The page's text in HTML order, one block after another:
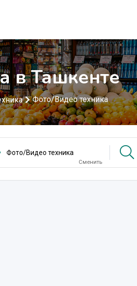
в Ташкенте
Фото/Видео техника
Фото/Видео техника
Сменить